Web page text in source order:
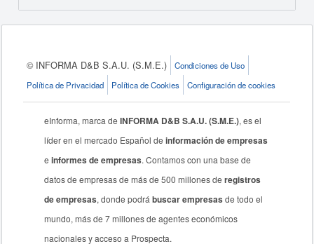
© INFORMA D&B S.A.U. (S.M.E.)
Condiciones de Uso
Política de Privacidad
Política de Cookies Configuración de cookies
eInforma, marca deINFORMA D&B S.A.U. (S.M.E.), es el
líder en el mercado Español deinformación de empresas
einformes de empresas. Contamos con una base de
datos de empresas de más de 500 millones deregistros
de empresas, donde podrábuscar empresas de todo el
mundo, más de 7 millones de agentes económicos
nacionales y acceso a Prospecta.